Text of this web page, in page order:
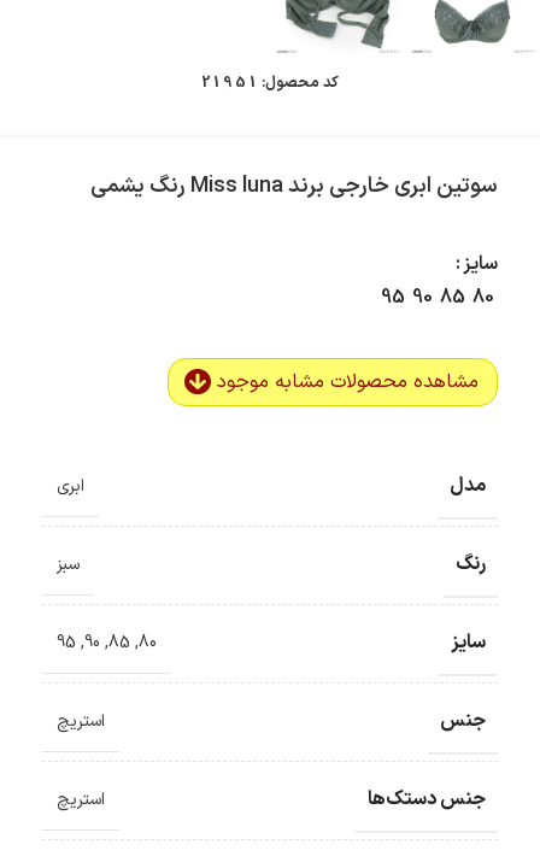
کد محصول: 21951
سوتین ابری خارجی برند Miss luna رنگ یشمی
سایز
80
85
90
95
مشاهده محصولات مشابه موجود
مدل ابری
رنگ سبز
سایز 80
,
85
,
90
,
95
جنس استریچ
جنس دستک‌ها استریچ